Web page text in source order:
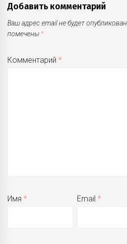
Добавить комментарий
Ваш адрес email не будет опубликован.
помечены *
Комментарий*
Имя* Email*